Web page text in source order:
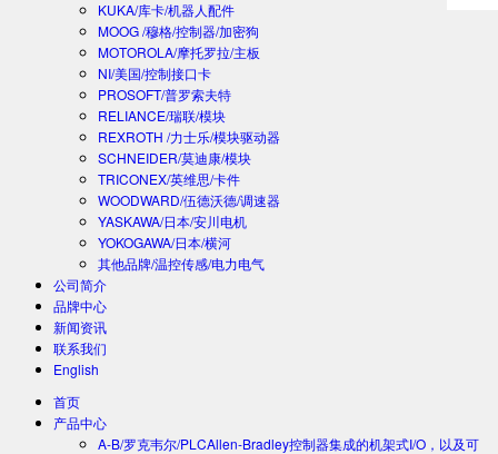
KUKA/库卡/机器人配件
MOOG /穆格/控制器/加密狗
MOTOROLA/摩托罗拉/主板
NI/美国/控制接口卡
PROSOFT/普罗索夫特
RELIANCE/瑞联/模块
REXROTH /力士乐/模块驱动器
SCHNEIDER/莫迪康/模块
TRICONEX/英维思/卡件
WOODWARD/伍德沃德/调速器
YASKAWA/日本/安川电机
YOKOGAWA/日本/横河
其他品牌/温控传感/电力电气
公司简介
品牌中心
新闻资讯
联系我们
English
首页
产品中心
A-B/罗克韦尔/PLCAllen-Bradley控制器集成的机架式I/O，以及可